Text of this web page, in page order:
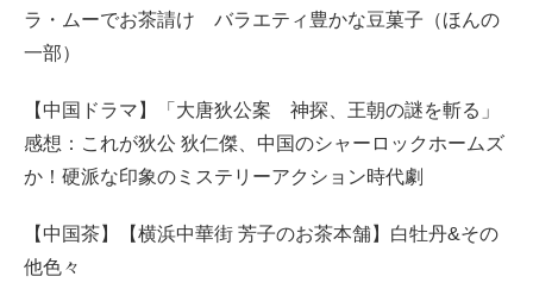
ラ・ムーでお茶請け バラエティ豊かな豆菓子（ほんの
一部）
【中国ドラマ】「大唐狄公案 神探、王朝の謎を斬る」
感想：これが狄公 狄仁傑、中国のシャーロックホームズ
か！硬派な印象のミステリーアクション時代劇
【中国茶】【横浜中華街 芳子のお茶本舗】白牡丹&その
他色々